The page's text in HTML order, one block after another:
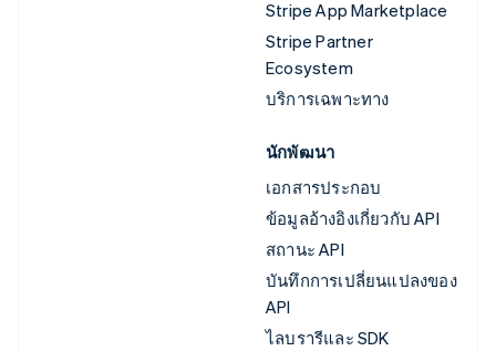
Stripe App Marketplace
Stripe Partner
Ecosystem
บริการเฉพาะทาง
นักพัฒนา
เอกสารประกอบ
ข้อมูลอ้างอิงเกี่ยวกับ API
สถานะ API
บันทึกการเปลี่ยนแปลงของ
API
ไลบรารีและ SDK